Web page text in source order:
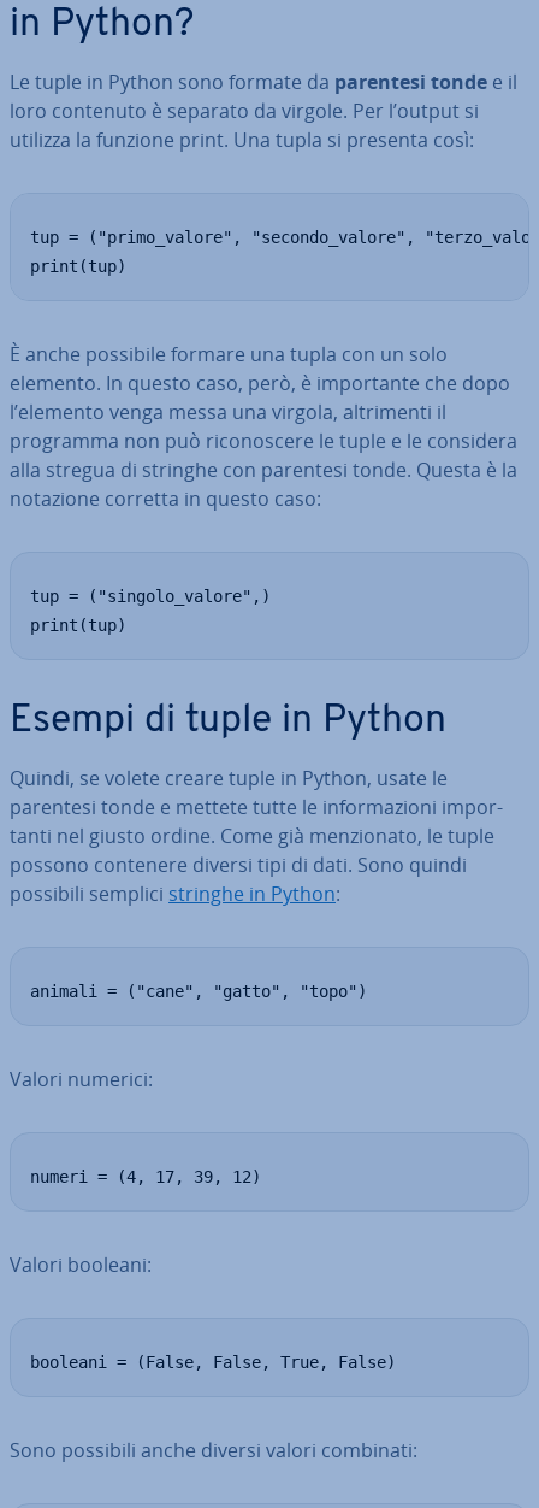
in Python?
Le tuple in Python sono formate da parentesi tonde e il
loro contenuto è separato da virgole. Per l’output si
utilizza la funzione print. Una tupla si presenta così:
tup = ("primo_valore", "secondo_valore",
print(tup)
È anche possibile formare una tupla con un solo
elemento. In questo caso, però, è im­por­tan­te che dopo
l’elemento venga messa una virgola, al­tri­men­ti il
programma non può ri­co­no­sce­re le tuple e le considera
alla stregua di stringhe con parentesi tonde. Questa è la
notazione corretta in questo caso:
tup = ("singolo_valore",)
print(tup)
Esempi di tuple in Python
Quindi, se volete creare tuple in Python, usate le
parentesi tonde e mettete tutte le in­for­ma­zio­ni im­por­
tan­ti nel giusto ordine. Come già men­zio­na­to, le tuple
possono contenere diversi tipi di dati. Sono quindi
possibili semplici stringhe in Python:
animali = ("cane", "gatto", "topo")
Valori numerici:
numeri = (4, 17, 39, 12)
Valori booleani:
booleani = (False, False, True, False)
Sono possibili anche diversi valori combinati: